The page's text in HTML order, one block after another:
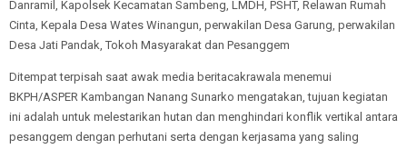
Danramil, Kapolsek Kecamatan Sambeng, LMDH, PSHT, Relawan Rumah
Cinta, Kepala Desa Wates Winangun, perwakilan Desa Garung, perwakilan
Desa Jati Pandak, Tokoh Masyarakat dan Pesanggem
Ditempat terpisah saat awak media beritacakrawala menemui
BKPH/ASPER Kambangan Nanang Sunarko mengatakan, tujuan kegiatan
ini adalah untuk melestarikan hutan dan menghindari konflik vertikal antara
pesanggem dengan perhutani serta dengan kerjasama yang saling